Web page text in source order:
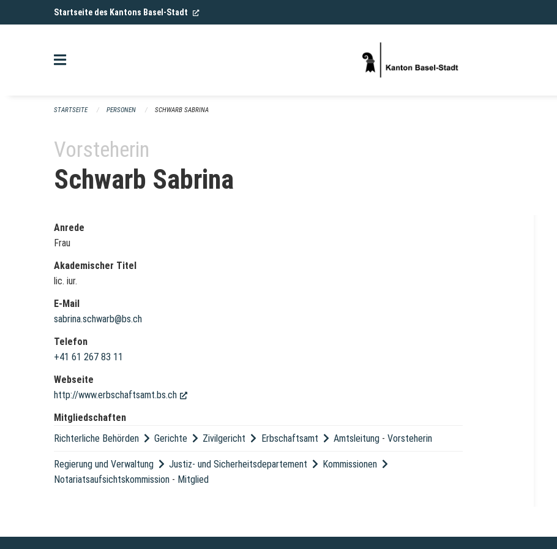
Navigation überspringenStartseite des Kantons Basel-Stadt (External Link)
STARTSEITE PERSONEN SCHWARB SABRINA
Vorsteherin
Schwarb Sabrina
Anrede
Frau
Akademischer Titel
lic. iur.
E-Mail
sabrina.schwarb@bs.ch
Telefon
+41 61 267 83 11
Webseite
http://www.erbschaftsamt.bs.ch
(External Link)
Mitgliedschaften
Richterliche Behörden
Gerichte Zivilgericht Erbschaftsamt Amtsleitung- Vorsteherin
Regierung und Verwaltung Justiz- und Sicherheitsdepartement
Kommissionen
Notariatsaufsichtskommission - Mitglied